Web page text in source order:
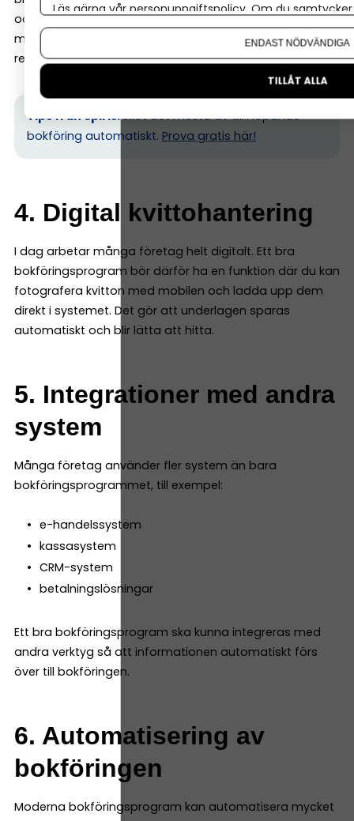
och kan skapa en momsrapport som ligger till grund för
momsdeklarationen. Det minskar risken för fel i
redovisningen.
Tips från Spiris:Sköt det mesta av din löpande
bokföring automatiskt. Prova gratis här!
4. Digital kvittohantering
I dag arbetar många företag helt digitalt. Ett bra
bokföringsprogram bör därför ha en funktion där du kan
fotografera kvitton med mobilen och ladda upp dem
direkt i systemet. Det gör att underlagen sparas
automatiskt och blir lätta att hitta.
5. Integrationer med andra
system
Många företag använder fler system än bara
bokföringsprogrammet, till exempel:
e-handelssystem
kassasystem
CRM-system
betalningslösningar
Ett bra bokföringsprogram ska kunna integreras med
andra verktyg så att informationen automatiskt förs
över till bokföringen.
6. Automatisering av
bokföringen
Moderna bokföringsprogram kan automatisera mycket
Läs gärna vår personuppgiftspolicy. Om du
Om du vill ändra ditt val i efterhand hittar du den
ENDAST NÖDVÄNDIGA
TILLÅT ALLA